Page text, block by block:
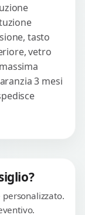
tasto
vetro
3 mesi